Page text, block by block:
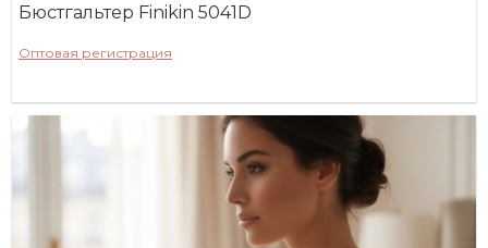
Бюстгальтер Finikin 5041D
Оптовая регистрация